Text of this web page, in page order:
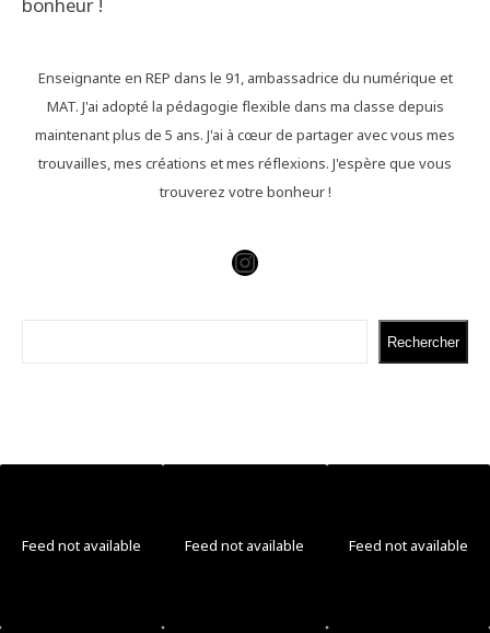
Enseignante en REP dans le 91, ambassadrice du numérique et
MAT. J'ai adopté la pédagogie flexible dans ma classe depuis
maintenant plus de 5 ans. J'ai à cœur de partager avec vous mes
trouvailles, mes créations et mes réflexions. J'espère que vous
trouverez votre bonheur !
Instagram
Rechercher
Feed not available Feed not available Feed not available